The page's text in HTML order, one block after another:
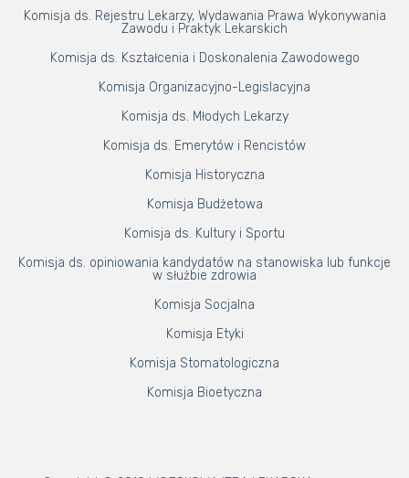
Komisja ds. Rejestru Lekarzy, Wydawania Prawa Wykonywania
Zawodu i Praktyk Lekarskich
Komisja ds. Kształcenia i Doskonalenia Zawodowego
Komisja Organizacyjno-Legislacyjna
Komisja ds. Młodych Lekarzy
Komisja ds. Emerytów i Rencistów
Komisja Historyczna
Komisja Budżetowa
Komisja ds. Kultury i Sportu
Komisja ds. opiniowania kandydatów na stanowiska lub funkcje
w służbie zdrowia
Komisja Socjalna
Komisja Etyki
Komisja Stomatologiczna
Komisja Bioetyczna